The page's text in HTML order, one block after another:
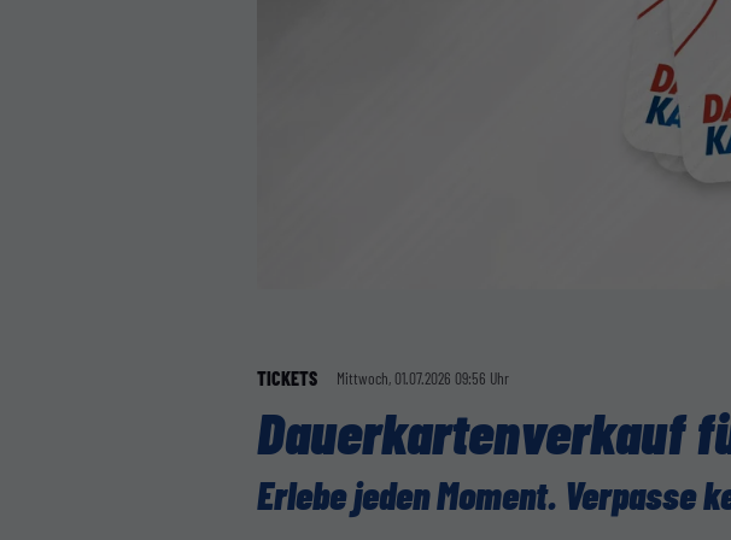
TICKETS Mittwoch, 01.07.2026 09:56 Uhr
Dauerkartenverkauf
Erlebe jeden Moment. Verpasse